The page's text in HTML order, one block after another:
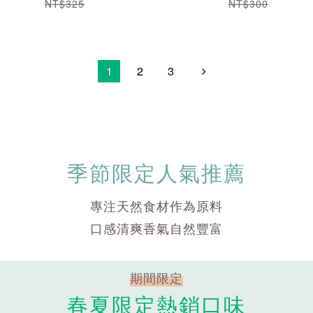
NT$325 NT$300
1 2 3
季節限定人氣推薦
專注天然食材作為原料
口感清爽香氣自然豐富
期間限定
春夏限定熱銷口味